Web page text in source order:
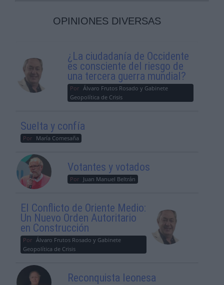
OPINIONES DIVERSAS
¿La ciudadanía de Occidente
es consciente del riesgo de
una tercera guerra mundial?
Por Álvaro Frutos Rosado y Gabinete
Geopolítica de Crisis
Suelta y confía
Por María Comesaña
Votantes y votados
Por Juan Manuel Beltrán
El Conflicto de Oriente Medio:
Un Nuevo Orden Autoritario
en Construcción
Por Álvaro Frutos Rosado y Gabinete
Geopolítica de Crisis
Reconquista leonesa